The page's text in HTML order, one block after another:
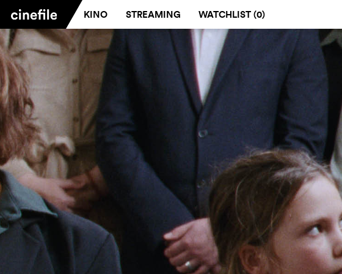
KINO STREAMING WATCHLIST (0)